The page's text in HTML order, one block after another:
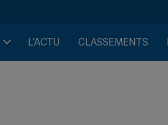
L'ACTU CLASSEMENTS